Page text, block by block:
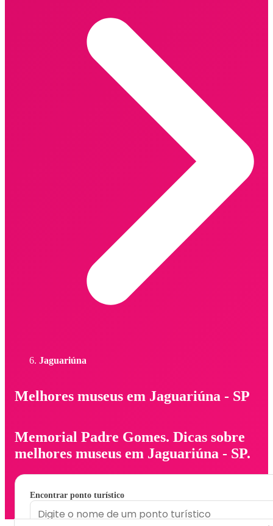
Jaguariúna
Melhores museus em Jaguariúna - SP
Memorial Padre Gomes. Dicas sobre
melhores museus em Jaguariúna - SP.
Encontrar ponto turístico